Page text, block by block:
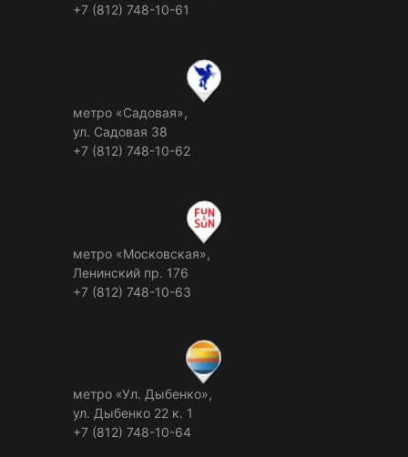
+7 (812) 748-10-61
метро «Садовая»,
ул. Садовая 38
+7 (812) 748-10-62
метро «Московская»,
Ленинский пр. 176
+7 (812) 748-10-63
метро «Ул. Дыбенко»,
ул. Дыбенко 22 к. 1
+7 (812) 748-10-64